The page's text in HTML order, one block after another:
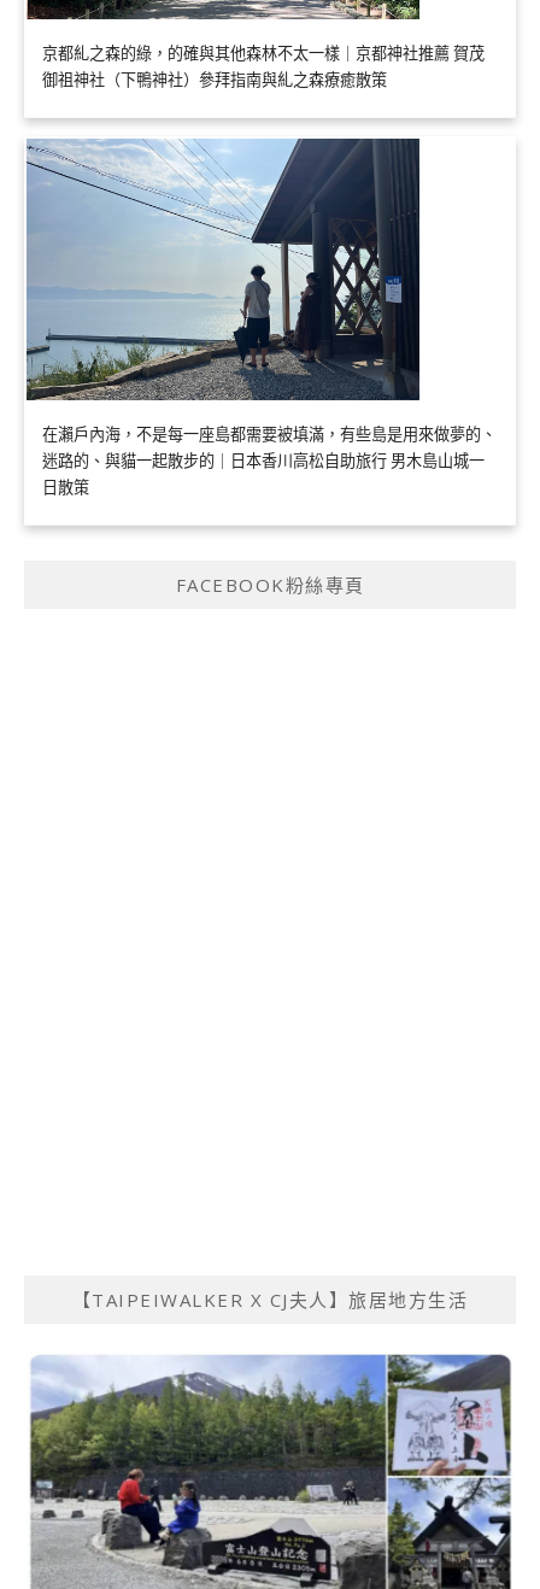
京都糺之森的綠，的確與其他森林不太一樣｜京都神社推薦 賀茂
御祖神社（下鴨神社）參拜指南與糺之森療癒散策
在瀨戶內海，不是每一座島都需要被填滿，有些島是用來做夢的、
迷路的、與貓一起散步的｜日本香川高松自助旅行 男木島山城一
日散策
FACEBOOK粉絲專頁
【TAIPEIWALKER X CJ夫人】旅居地方生活